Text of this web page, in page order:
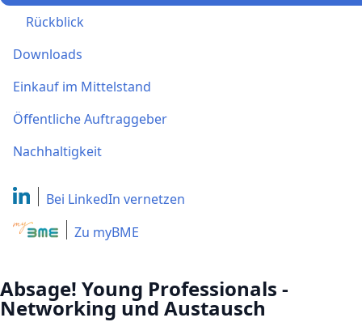
Rückblick
Downloads
Einkauf im Mittelstand
Öffentliche Auftraggeber
Nachhaltigkeit
Bei LinkedIn vernetzen
Zu myBME
Absage! Young Professionals -
Networking und Austausch